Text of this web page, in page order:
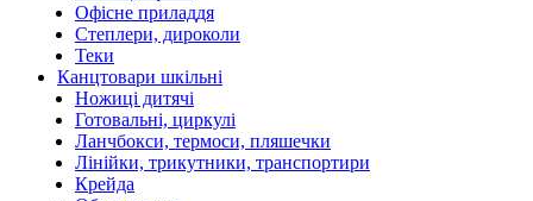
Офісне приладдя
Степлери, дироколи
Теки
Канцтовари шкільні
Ножиці дитячі
Готовальні, циркулі
Ланчбокси, термоси, пляшечки
Лінійки, трикутники, транспортири
Крейда